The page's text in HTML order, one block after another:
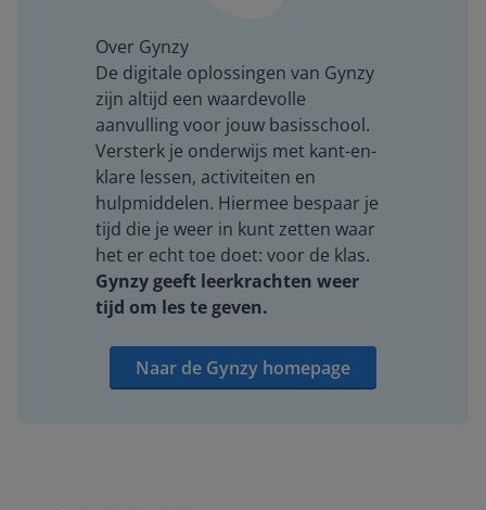
Over Gynzy
De digitale oplossingen van Gynzy
zijn altijd een waardevolle
aanvulling voor jouw basisschool.
Versterk je onderwijs met kant-en-
klare lessen, activiteiten en
hulpmiddelen. Hiermee bespaar je
tijd die je weer in kunt zetten waar
het er echt toe doet: voor de klas.
Gynzy geeft leerkrachten weer
tijd om les te geven.
Naar de Gynzy homepage